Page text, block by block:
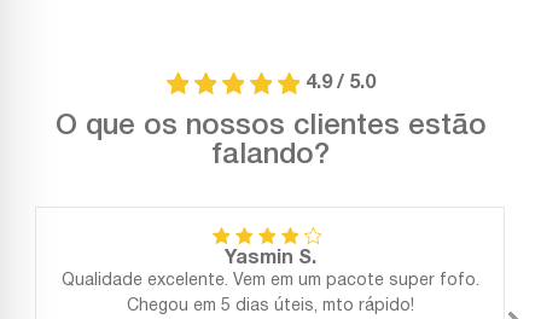
4.9 / 5.0
O que os nossos clientes estão
falando?
Yasmin S.
Qualidade excelente. Vem em um pacote super fofo.
Chegou em 5 dias úteis, mto rápido!